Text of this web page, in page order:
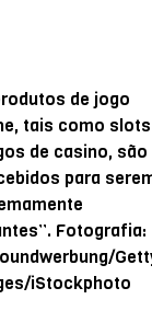
de jogo
tais como slots
de casino, são
para
Fotografia:
iStockphoto